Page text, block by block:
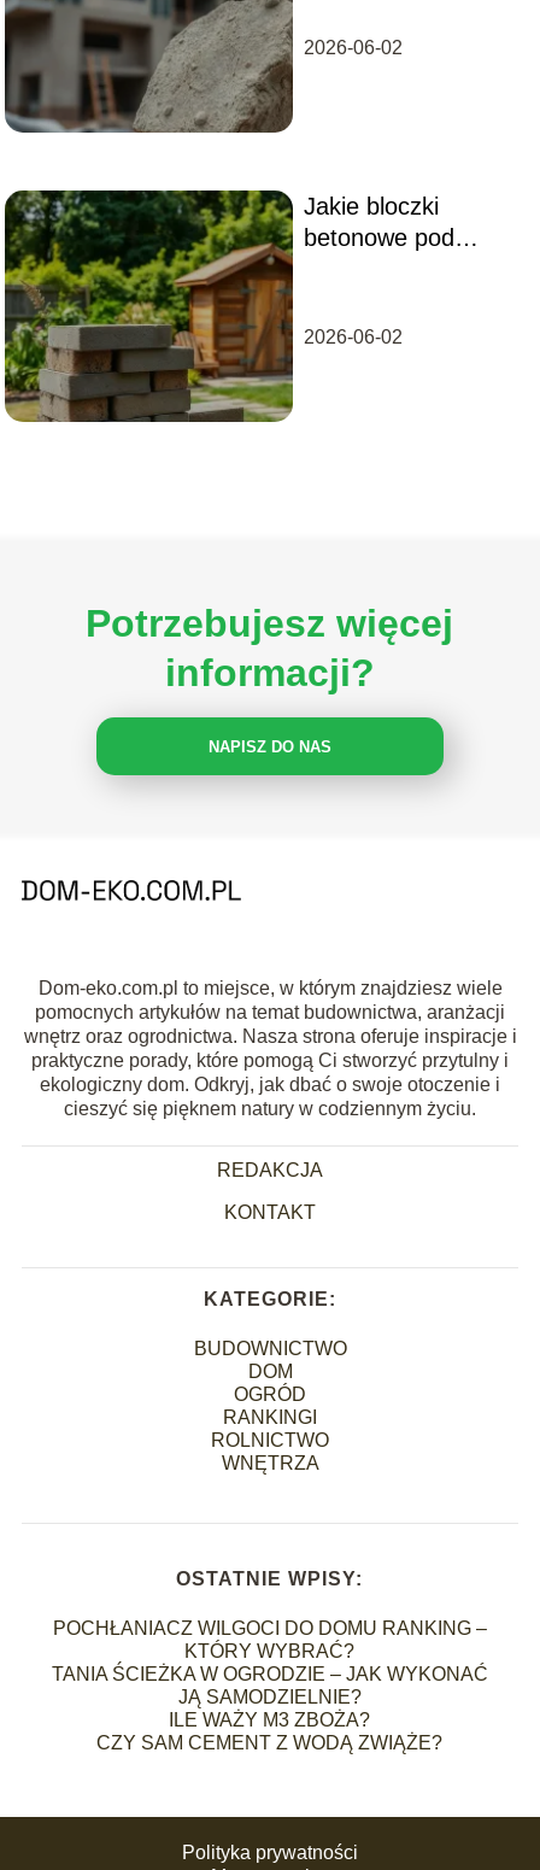
2026-06-02
Jakie bloczki
betonowe pod
2026-06-02
Potrzebujesz więcej
informacji?
NAPISZ DO NAS
Dom-eko.com.pl to miejsce, w którym znajdziesz wiele
pomocnych artykułów na temat budownictwa, aranżacji
wnętrz oraz ogrodnictwa. Nasza strona oferuje inspiracje i
praktyczne porady, które pomogą Ci stworzyć przytulny i
ekologiczny dom. Odkryj, jak dbać o swoje otoczenie i
cieszyć się pięknem natury w codziennym życiu.
REDAKCJA
KONTAKT
KATEGORIE:
BUDOWNICTWO
DOM
OGRÓD
RANKINGI
ROLNICTWO
WNĘTRZA
OSTATNIE WPISY:
POCHŁANIACZ WILGOCI DO DOMU RANKING –
KTÓRY WYBRAĆ?
TANIA ŚCIEŻKA W OGRODZIE – JAK WYKONAĆ
JĄ SAMODZIELNIE?
ILE WAŻY M3 ZBOŻA?
CZY SAM CEMENT Z WODĄ ZWIĄŻE?
Polityka prywatności